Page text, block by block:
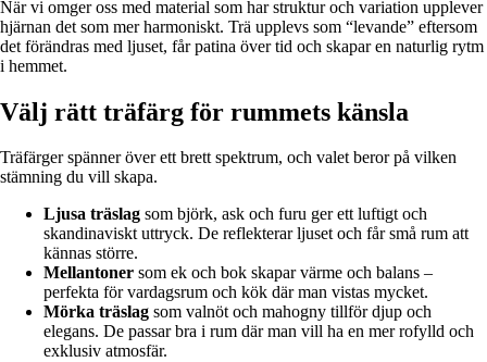
När vi omger oss med material som har struktur och variation upplever
hjärnan det som mer harmoniskt. Trä upplevs som “levande” eftersom
det förändras med ljuset, får patina över tid och skapar en naturlig rytm
i hemmet.
Välj rätt träfärg för rummets känsla
Träfärger spänner över ett brett spektrum, och valet beror på vilken
stämning du vill skapa.
Ljusa träslag som björk, ask och furu ger ett luftigt och
skandinaviskt uttryck. De reflekterar ljuset och får små rum att
kännas större.
Mellantoner som ek och bok skapar värme och balans –
perfekta för vardagsrum och kök där man vistas mycket.
Mörka träslag som valnöt och mahogny tillför djup och
elegans. De passar bra i rum där man vill ha en mer rofylld och
exklusiv atmosfär.